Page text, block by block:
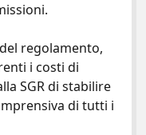
regolamento,
i costi di
SGR di stabilire
di tutti i